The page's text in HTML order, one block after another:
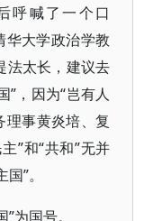
呼喊了一个口
华大学政治学教
法太长，建议去
”，因为“岂有人
理事黄炎培、复
”和“共和”无并
”。
为国号。